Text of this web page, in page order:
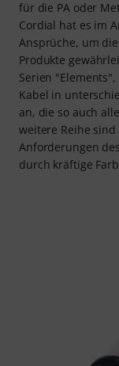
für die PA oder
Cordial hat es im
Ansprüche, um
Produkte
Serien "Elements",
Kabel in
an, die so auch
weitere Reihe sind
Anforderungen
durch kräftige